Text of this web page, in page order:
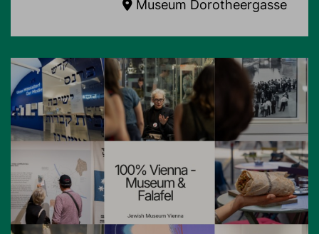
Museum Dorotheergasse